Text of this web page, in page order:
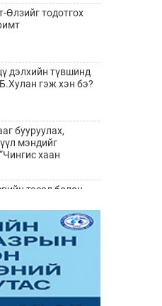
Өлзийг тодотгох
дэлхийн түвшинд
гэж хэн бэ?
бууруулах,
мэндийг
хаан
ХХК-тай хамтран
төсөл болон
боллоо
сангийн хөрөнгө
арвижлаа